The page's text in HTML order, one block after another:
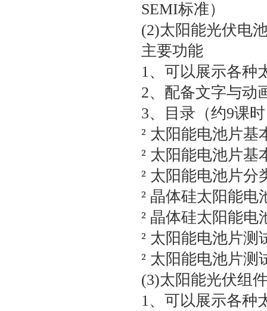
SEMI标准）
(2)太阳能光伏电
主要功能
1、可以展示各种
2、配备文字与动
3、目录（约9课
² 太阳能电池片基
² 太阳能电池片基
² 太阳能电池片分
² 晶体硅太阳能
² 晶体硅太阳能电
² 太阳能电池片
² 太阳能电池片测
(3)太阳能光伏组
1、可以展示各种